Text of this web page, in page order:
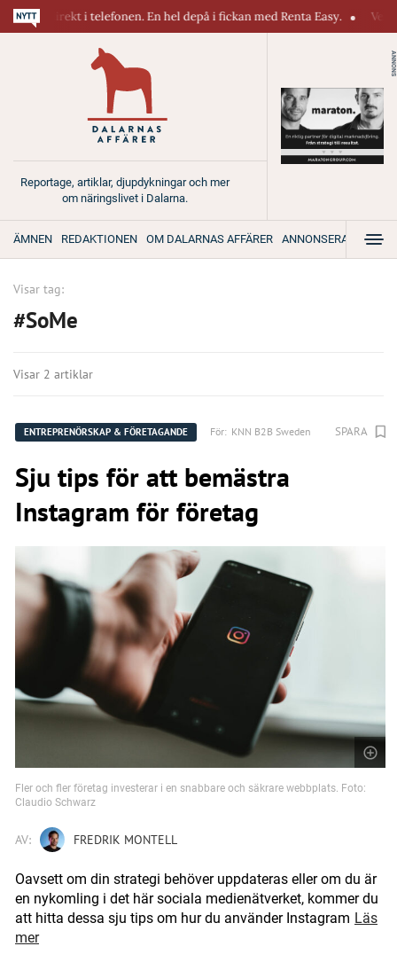
direkt i telefonen. En hel depå i fickan med Renta Easy. Velumi
Reportage, artiklar, djupdykningar och mer
om näringslivet i Dalarna.
ANNONS
ÄMNEN REDAKTIONEN OM DALARNAS AFFÄRER ANNONSERA
Visar tag:
#SoMe
Visar 2 artiklar
ENTREPRENÖRSKAP & FÖRETAGANDE För: KNN B2B Sweden SPARA
Sju tips för att bemästra
Instagram för företag
Fler och fler företag investerar i en snabbare och säkrare webbplats. Foto:
Claudio Schwarz
AV: FREDRIK MONTELL
Oavsett om din strategi behöver uppdateras eller om du är
en nykomling i det här sociala medienätverket, kommer du
att hitta dessa sju tips om hur du använder Instagram Läs
mer